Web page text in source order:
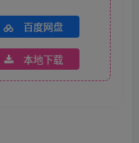
百度网盘
本地下载